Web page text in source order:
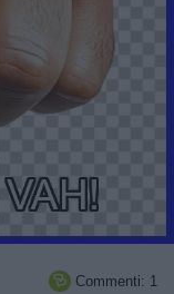
 Commenti: 1